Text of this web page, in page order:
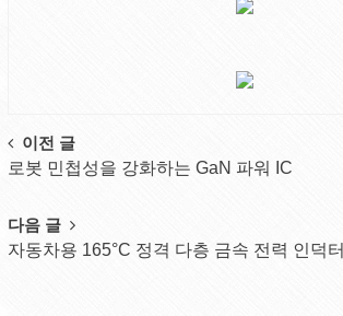
Post
navigation
이전 글
로봇 민첩성을 강화하는 GaN 파워 IC
다음 글
자동차용 165°C 정격 다층 금속 전력 인덕터